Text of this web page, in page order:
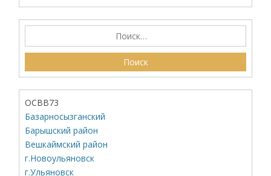
ОСВВ73
Базарносызганский
Барышский район
Вешкаймский район
г.Новоульяновск
г.Ульяновск